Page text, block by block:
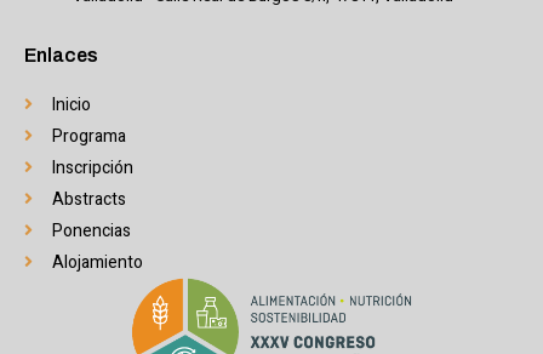
Enlaces
Inicio
Programa
Inscripción
Abstracts
Ponencias
Alojamiento